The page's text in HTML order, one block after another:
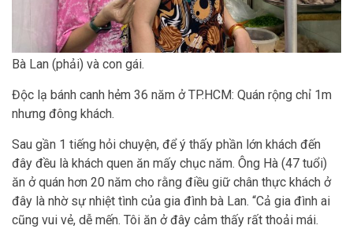
Bà Lan (phải) và con gái.
Độc lạ bánh canh hẻm 36 năm ở TP.HCM: Quán rộng chỉ 1m
nhưng đông khách.
Sau gần 1 tiếng hỏi chuyện, để ý thấy phần lớn khách đến
đây đều là khách quen ăn mấy chục năm. Ông Hà (47 tuổi)
ăn ở quán hơn 20 năm cho rằng điều giữ chân thực khách ở
đây là nhờ sự nhiệt tình của gia đình bà Lan. “Cả gia đình ai
cũng vui vẻ, dễ mến. Tôi ăn ở đây cảm thấy rất thoải mái.